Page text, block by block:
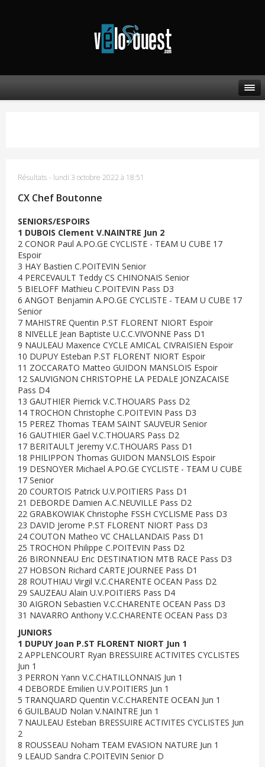
Résultats - lundi 3 octobre 2022 à 18:51
CX Chef Boutonne
SENIORS/ESPOIRS
1 DUBOIS Clement V.NAINTRE Jun 2
2 CONOR Paul A.PO.GE CYCLISTE - TEAM U CUBE 17
Espoir
3 HAY Bastien C.POITEVIN Senior
4 PERCEVAULT Teddy CS CHINONAIS Senior
5 BIELOFF Mathieu C.POITEVIN Pass D3
6 ANGOT Benjamin A.PO.GE CYCLISTE - TEAM U CUBE 17
Senior
7 MAHISTRE Quentin P.ST FLORENT NIORT Espoir
8 NIVELLE Jean Baptiste U.C.C.VIVONNE Pass D1
9 NAULEAU Maxence CYCLE AMICAL CIVRAISIEN Espoir
10 DUPUY Esteban P.ST FLORENT NIORT Espoir
11 ZOCCARATO Matteo GUIDON MANSLOIS Espoir
12 SAUVIGNON CHRISTOPHE LA PEDALE JONZACAISE
Pass D4
13 GAUTHIER Pierrick V.C.THOUARS Pass D2
14 TROCHON Christophe C.POITEVIN Pass D3
15 PEREZ Thomas TEAM SAINT SAUVEUR Senior
16 GAUTHIER Gael V.C.THOUARS Pass D2
17 BERITAULT Jeremy V.C.THOUARS Pass D1
18 PHILIPPON Thomas GUIDON MANSLOIS Espoir
19 DESNOYER Michael A.PO.GE CYCLISTE - TEAM U CUBE
17 Senior
20 COURTOIS Patrick U.V.POITIERS Pass D1
21 DEBORDE Damien A.C.NEUVILLE Pass D2
22 GRABKOWIAK Christophe FSSH CYCLISME Pass D3
23 DAVID Jerome P.ST FLORENT NIORT Pass D3
24 COUTON Matheo VC CHALLANDAIS Pass D1
25 TROCHON Philippe C.POITEVIN Pass D2
26 BIRONNEAU Eric DESTINATION MTB RACE Pass D3
27 HOBSON Richard CARTE JOURNEE Pass D1
28 ROUTHIAU Virgil V.C.CHARENTE OCEAN Pass D2
29 SAUZEAU Alain U.V.POITIERS Pass D4
30 AIGRON Sebastien V.C.CHARENTE OCEAN Pass D3
31 NAVARRO Anthony V.C.CHARENTE OCEAN Pass D3
JUNIORS
1 DUPUY Joan P.ST FLORENT NIORT Jun 1
2 APPLENCOURT Ryan BRESSUIRE ACTIVITES CYCLISTES
Jun 1
3 PERRON Yann V.C.CHATILLONNAIS Jun 1
4 DEBORDE Emilien U.V.POITIERS Jun 1
5 TRANQUARD Quentin V.C.CHARENTE OCEAN Jun 1
6 GUILBAUD Nolan V.NAINTRE Jun 1
7 NAULEAU Esteban BRESSUIRE ACTIVITES CYCLISTES Jun
2
8 ROUSSEAU Noham TEAM EVASION NATURE Jun 1
9 LEAUD Sandra C.POITEVIN Senior D